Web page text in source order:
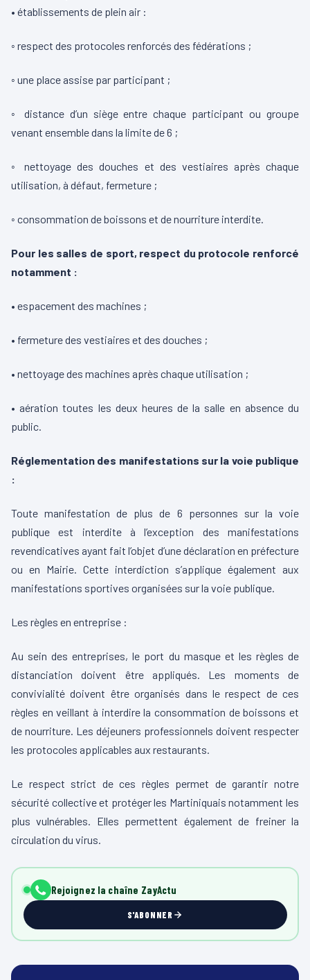
• établissements de plein air :
◦ respect des protocoles renforcés des fédérations ;
◦ une place assise par participant ;
◦ distance d’un siège entre chaque participant ou groupe
venant ensemble dans la limite de 6 ;
◦ nettoyage des douches et des vestiaires après chaque
utilisation, à défaut, fermeture ;
◦ consommation de boissons et de nourriture interdite.
Pour les salles de sport, respect du protocole renforcé
notamment :
• espacement des machines ;
• fermeture des vestiaires et des douches ;
• nettoyage des machines après chaque utilisation ;
• aération toutes les deux heures de la salle en absence du
public.
Réglementation des manifestations sur la voie publique
:
Toute manifestation de plus de 6 personnes sur la voie
publique est interdite à l’exception des manifestations
revendicatives ayant fait l’objet d’une déclaration en préfecture
ou en Mairie. Cette interdiction s’applique également aux
manifestations sportives organisées sur la voie publique.
Les règles en entreprise :
Au sein des entreprises, le port du masque et les règles de
distanciation doivent être appliqués. Les moments de
convivialité doivent être organisés dans le respect de ces
règles en veillant à interdire la consommation de boissons et
de nourriture. Les déjeuners professionnels doivent respecter
les protocoles applicables aux restaurants.
Le respect strict de ces règles permet de garantir notre
sécurité collective et protéger les Martiniquais notamment les
plus vulnérables. Elles permettent également de freiner la
circulation du virus.
Rejoignez la chaîne ZayActu
S'ABONNER